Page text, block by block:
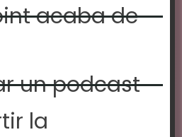
acaba de
un podcast
la